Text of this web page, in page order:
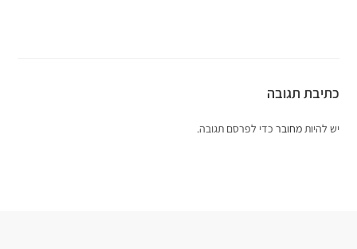
כתיבת תגובה
יש להיותמחובר כדי לפרסם תגובה.